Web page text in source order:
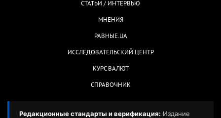
СТАТЬИ / ИНТЕРВЬЮ
МНЕНИЯ
РАВНЫЕ.UA
ИССЛЕДОВАТЕЛЬСКИЙ ЦЕНТР
КУРС ВАЛЮТ
СПРАВОЧНИК
Редакционные стандарты и верификация: Издание